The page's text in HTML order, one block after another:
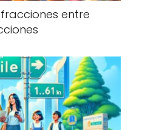
entre